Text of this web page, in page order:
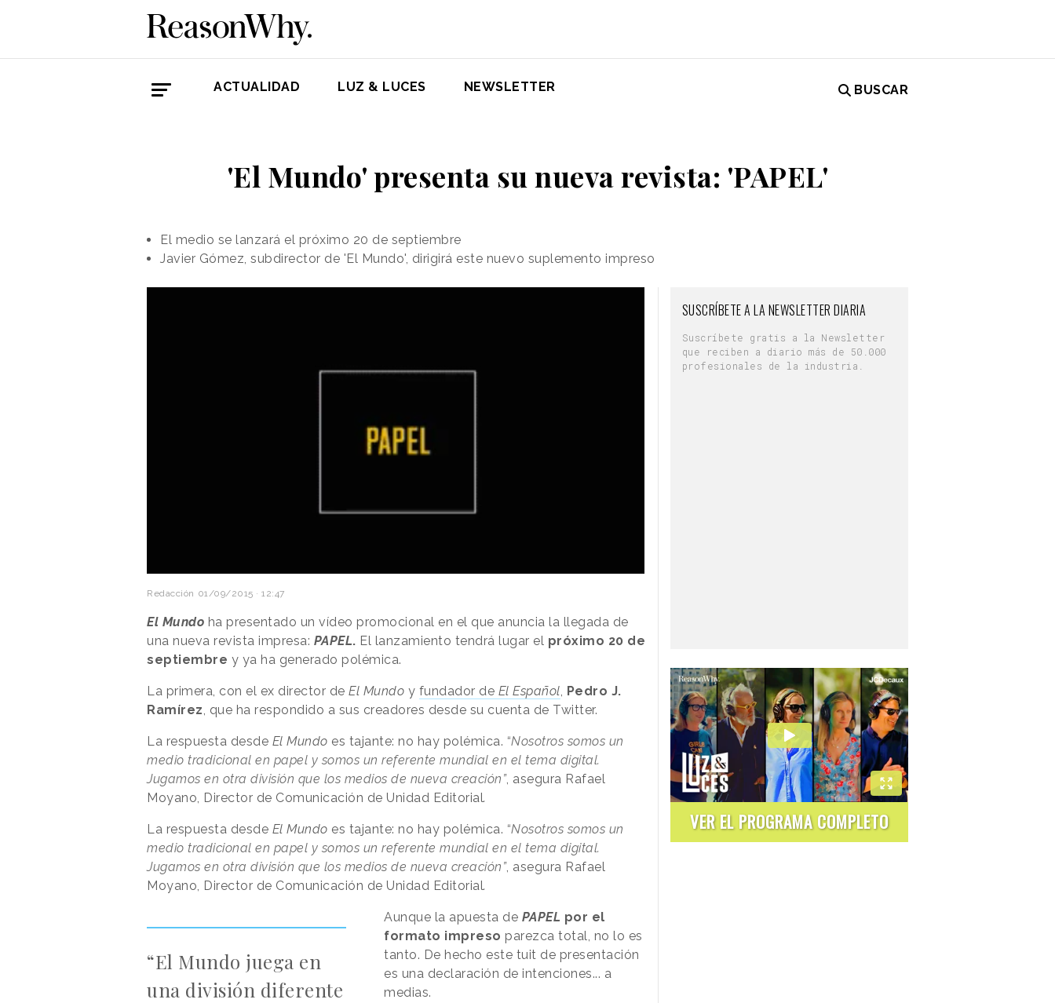
ACTUALIDAD LUZ & LUCES NEWSLETTER BUSCAR
'El Mundo' presenta su nueva revista: 'PAPEL'
El medio se lanzará el próximo 20 de septiembre
Javier Gómez, subdirector de 'El Mundo', dirigirá este nuevo suplemento impreso
Redacción 01/09/2015 · 12:47
El Mundo ha presentado un vídeo promocional en el que anuncia la llegada de
una nueva revista impresa: PAPEL. El lanzamiento tendrá lugar el próximo 20 de
septiembre y ya ha generado polémica.
La primera, con el ex director de El Mundo y fundador de El Español Pedro J.
Ramírez , que ha respondido a sus creadores desde su cuenta de Twitter.
La respuesta desde El Mundo es tajante: no hay polémica. “Nosotros somos un
medio tradicional en papel y somos un referente mundial en el tema digital.
Jugamos en otra división que los medios de nueva creación”, asegura Rafael
Moyano, Director de Comunicación de Unidad Editorial.
La respuesta desde El Mundo es tajante: no hay polémica. “Nosotros somos un
medio tradicional en papel y somos un referente mundial en el tema digital.
Jugamos en otra división que los medios de nueva creación”, asegura Rafael
Moyano, Director de Comunicación de Unidad Editorial.
“El Mundo juega en
una división diferente
Aunque la apuesta de PAPEL por el
formato impreso parezca total, no lo es
tanto. De hecho este tuit de presentación
es una declaración de intenciones... a
medias.
SUSCRÍBETE A LA NEWSLETTER DIARIA
Suscríbete gratis a la Newsletter
que reciben a diario más de 50.000
profesionales de la industria.
VER EL PROGRAMA COMPLETO